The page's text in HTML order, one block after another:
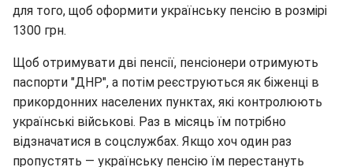
для того, щоб оформити українську пенсію в розмірі
1300 грн.
Щоб отримувати дві пенсії, пенсіонери отримують
паспорти "ДНР", а потім реєструються як біженці в
прикордонних населених пунктах, які контролюють
українські військові. Раз в місяць їм потрібно
відзначатися в соцслужбах. Якщо хоч один раз
пропустять — українську пенсію їм перестануть